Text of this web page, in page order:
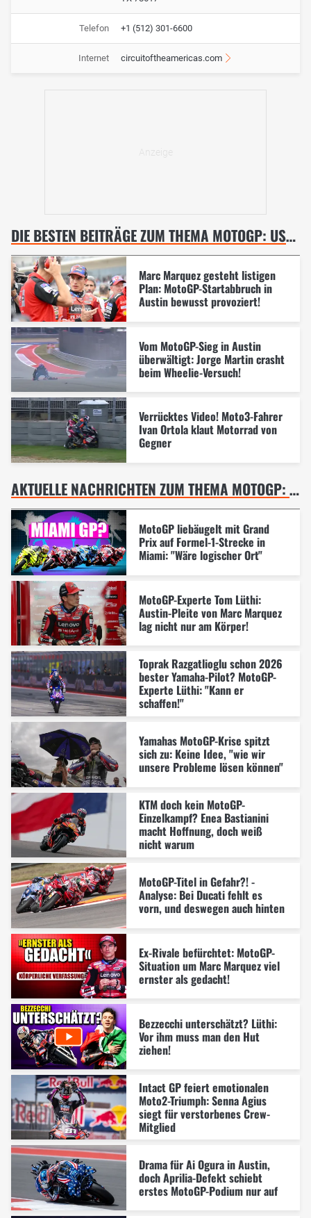
Telefon +1 (512) 301-6600
Internet circuitoftheamericas.com
DIE BESTEN BEITRÄGE ZUM THEMA MOTOGP: USA-GP IN AUSTIN
Marc Marquez gesteht listigen
Plan: MotoGP-Startabbruch in
Austin bewusst provoziert!
Vom MotoGP-Sieg in Austin
überwältigt: Jorge Martin crasht
beim Wheelie-Versuch!
Verrücktes Video! Moto3-Fahrer
Ivan Ortola klaut Motorrad von
Gegner
AKTUELLE NACHRICHTEN ZUM THEMA MOTOGP: USA-GP IN AUSTIN
MotoGP liebäugelt mit Grand
Prix auf Formel-1-Strecke in
Miami: "Wäre logischer Ort"
MotoGP-Experte Tom Lüthi:
Austin-Pleite von Marc Marquez
lag nicht nur am Körper!
Toprak Razgatlioglu schon 2026
bester Yamaha-Pilot? MotoGP-
Experte Lüthi: "Kann er
schaffen!"
Yamahas MotoGP-Krise spitzt
sich zu: Keine Idee, "wie wir
unsere Probleme lösen können"
KTM doch kein MotoGP-
Einzelkampf? Enea Bastianini
macht Hoffnung, doch weiß
nicht warum
MotoGP-Titel in Gefahr?! -
Analyse: Bei Ducati fehlt es
vorn, und deswegen auch hinten
Ex-Rivale befürchtet: MotoGP-
Situation um Marc Marquez viel
ernster als gedacht!
Bezzecchi unterschätzt? Lüthi:
Vor ihm muss man den Hut
ziehen!
Intact GP feiert emotionalen
Moto2-Triumph: Senna Agius
siegt für verstorbenes Crew-
Mitglied
Drama für Ai Ogura in Austin,
doch Aprilia-Defekt schiebt
erstes MotoGP-Podium nur auf